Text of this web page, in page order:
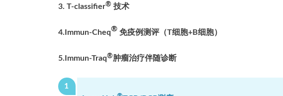
3. T-classifier® 技术
4. Immun-Cheq® 免疫例测评（T细胞+B细胞）
5. Immun-Traq®肿瘤治疗伴随诊断
1